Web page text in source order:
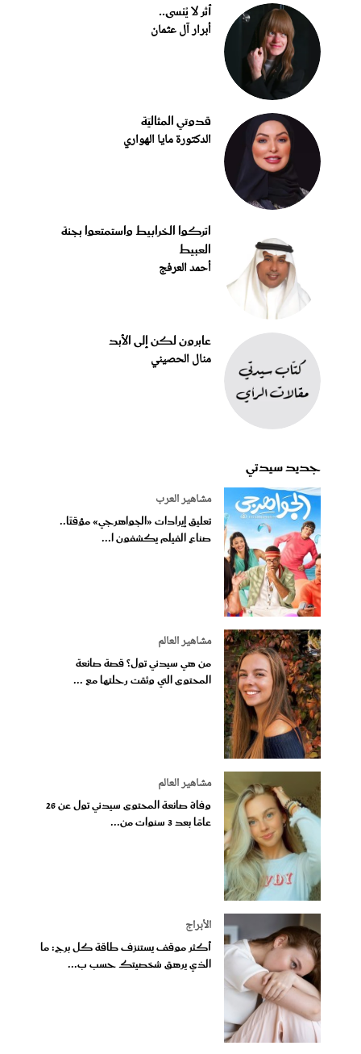
أثر لا يُنسى..
أبرار آل عثمان
قدوتي المثاليّة
الدكتورة مايا الهواري
اتركوا الخرابيط واستمتعوا بجنة
العبيط
أحمد العرفج
عابرون لكن إلى الأبد
منال الحصيني
جديد سيدتي
مشاهير العرب
تعليق إيرادات «الجواهرجي» مؤقتًا..
صناع الفيلم يكشفون ا...
مشاهير العالم
من هي سيدني تول؟ قصة صانعة
المحتوى التي وثقت رحلتها مع ...
مشاهير العالم
وفاة صانعة المحتوى سيدني تول عن 26
عامًا بعد 3 سنوات من...
الأبراج
أكثر موقف يستنزف طاقة كل برج: ما
الذي يرهق شخصيتك حسب ب...